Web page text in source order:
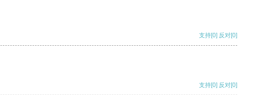
支持[0] 反对[0]
支持[0] 反对[0]